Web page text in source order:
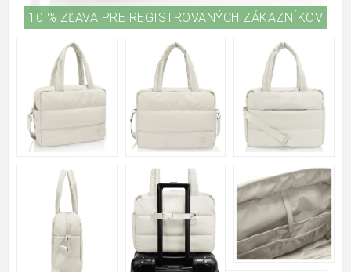
10 % ZĽAVA PRE REGISTROVANÝCH ZÁKAZNÍKOV